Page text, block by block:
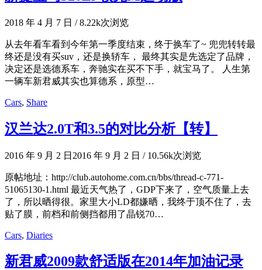
2018 年 4 月 7 日 /8.22k次浏览
从去年看车看到今年第一季度结束，终于换车了~ 兜兜转转最
终还是没有买suv，还是换轿车， 最终其实是先选定了品牌，
决定还是选德系车，奔驰实在买不下手，就宝马了。 人生第
一辆车新君威其实也算德系，原型…
Cars, Share
汉兰达2.0T和3.5的对比分析【转】
2016 年 9 月 2 日 2016 年 9 月 2 日 /10.56k次浏览
原帖地址：http://club.autohome.com.cn/bbs/thread-c-771-
51065130-1.html 最近天气热了，GDP下来了，空气质量上去
了，所以晒得很。家里大小LD都嫌晒，我终于顶不住了，去
贴了膜，前档和前侧挡都用了晶锐70…
Cars, Diaries
新君威2009款舒适版在2014年加油记录